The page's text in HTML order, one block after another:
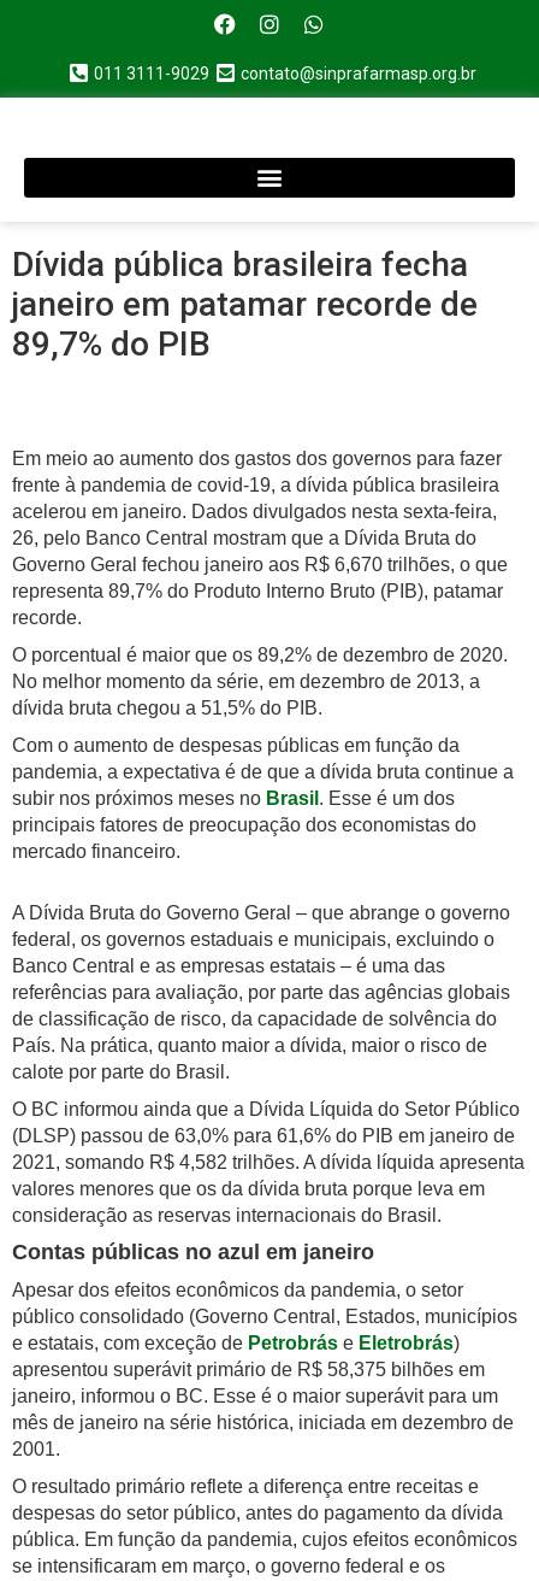
011 3111-9029 contato@sinprafarmasp.org.br
Dívida pública brasileira fecha
janeiro em patamar recorde de
89,7% do PIB
Em meio ao aumento dos gastos dos governos para fazer
frente à pandemia de covid-19, a dívida pública brasileira
acelerou em janeiro. Dados divulgados nesta sexta-feira,
26, pelo Banco Central mostram que a Dívida Bruta do
Governo Geral fechou janeiro aos R$ 6,670 trilhões, o que
representa 89,7% do Produto Interno Bruto (PIB), patamar
recorde.
O porcentual é maior que os 89,2% de dezembro de 2020.
No melhor momento da série, em dezembro de 2013, a
dívida bruta chegou a 51,5% do PIB.
Com o aumento de despesas públicas em função da
pandemia, a expectativa é de que a dívida bruta continue a
subir nos próximos meses no Brasil . Esse é um dos
principais fatores de preocupação dos economistas do
mercado financeiro.
A Dívida Bruta do Governo Geral – que abrange o governo
federal, os governos estaduais e municipais, excluindo o
Banco Central e as empresas estatais – é uma das
referências para avaliação, por parte das agências globais
de classificação de risco, da capacidade de solvência do
País. Na prática, quanto maior a dívida, maior o risco de
calote por parte do Brasil.
O BC informou ainda que a Dívida Líquida do Setor Público
(DLSP) passou de 63,0% para 61,6% do PIB em janeiro de
2021, somando R$ 4,582 trilhões. A dívida líquida apresenta
valores menores que os da dívida bruta porque leva em
consideração as reservas internacionais do Brasil.
Contas públicas no azul em janeiro
Apesar dos efeitos econômicos da pandemia, o setor
público consolidado (Governo Central, Estados, municípios
e estatais, com exceção de Petrobrás e Eletrobrás)
apresentou superávit primário de R$ 58,375 bilhões em
janeiro, informou o BC. Esse é o maior superávit para um
mês de janeiro na série histórica, iniciada em dezembro de
2001.
O resultado primário reflete a diferença entre receitas e
despesas do setor público, antes do pagamento da dívida
pública. Em função da pandemia, cujos efeitos econômicos
se intensificaram em março, o governo federal e os